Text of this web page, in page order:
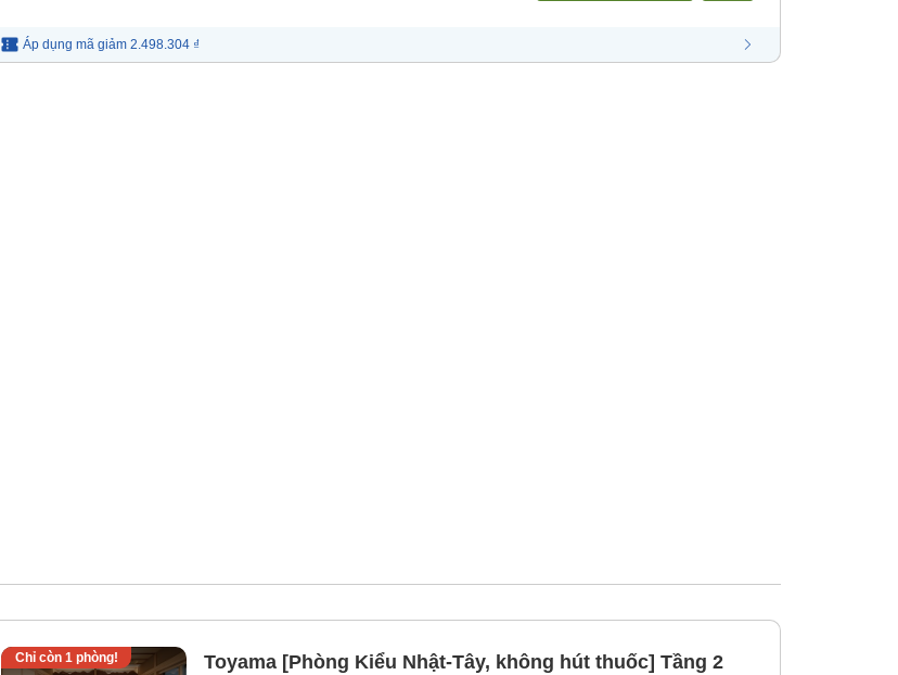
Áp dụng mã giảm 2.498.304 ₫
Chỉ còn 1 phòng! Toyama [Phòng Kiểu Nhật-Tây, không hút thuốc] Tầng 2